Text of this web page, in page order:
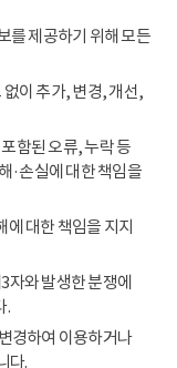
를 제공하기 위해 모든
이 추가, 변경, 개선,
함된 오류, 누락 등
·손실에 대한 책임을
에 대한 책임을 지지
자와 발생한 분쟁에
.
경하여 이용하거나
다.